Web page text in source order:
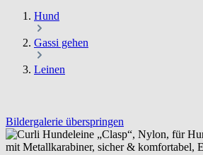
Hund
Gassi gehen
Leinen
Bildergalerie überspringen